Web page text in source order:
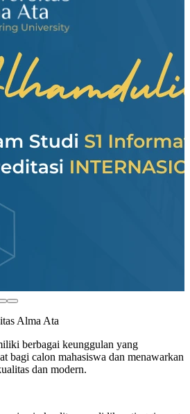
Alma Ata
berbagai keunggulan yang
bagi calon mahasiswa dan menawarkan
dan modern.